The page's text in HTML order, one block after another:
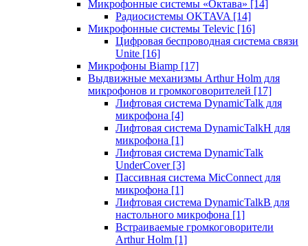
Микрофонные системы «Октава» [14]
Радиосистемы OKTAVA [14]
Микрофонные системы Televic [16]
Цифровая беспроводная система связи
Unite [16]
Микрофоны Biamp [17]
Выдвижные механизмы Arthur Holm для
микрофонов и громкоговорителей [17]
Лифтовая система DynamicTalk для
микрофона [4]
Лифтовая система DynamicTalkH для
микрофона [1]
Лифтовая система DynamicTalk
UnderCover [3]
Пассивная система MicConnect для
микрофона [1]
Лифтовая система DynamicTalkB для
настольного микрофона [1]
Встраиваемые громкоговорители
Arthur Holm [1]